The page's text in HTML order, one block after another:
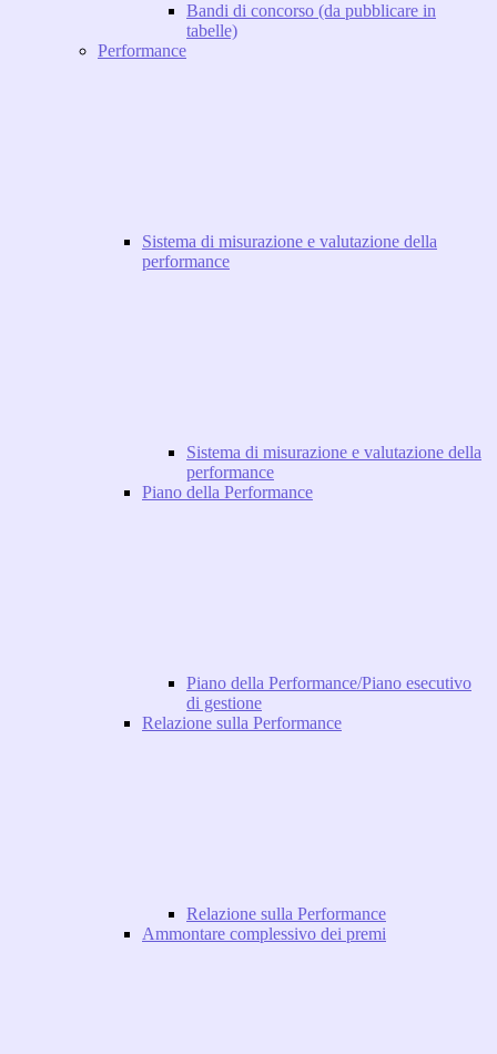
Bandi di concorso (da pubblicare in
tabelle)
Performance
Sistema di misurazione e valutazione della
performance
Sistema di misurazione e valutazione della
performance
Piano della Performance
Piano della Performance/Piano esecutivo
di gestione
Relazione sulla Performance
Relazione sulla Performance
Ammontare complessivo dei premi